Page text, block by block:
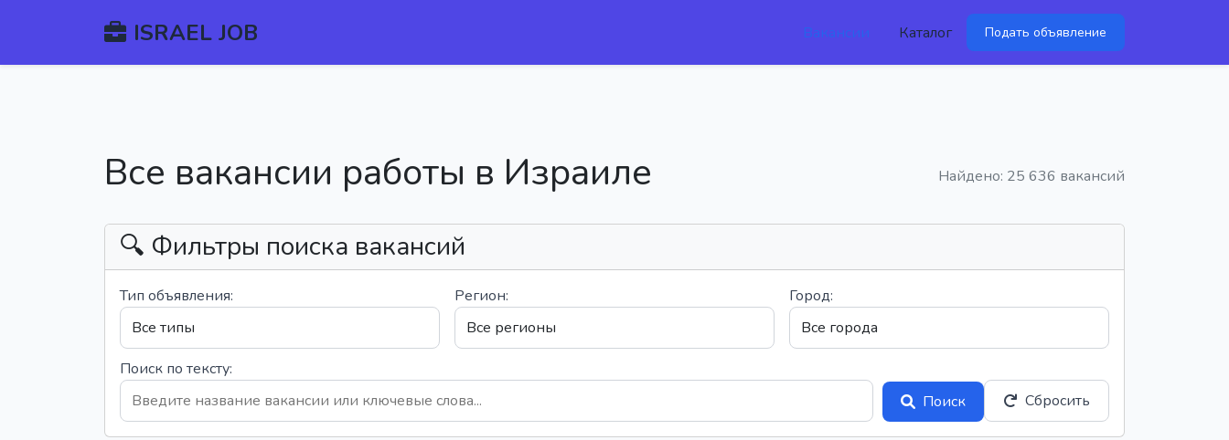
ISRAEL JOB Вакансии Каталог Подать объявление
Все вакансии работы в Израиле Найдено: 25 636 вакансий
🔍 Фильтры поиска вакансий
Тип объявления: Регион: Город:
Поиск по тексту:
Поиск
Сбросить